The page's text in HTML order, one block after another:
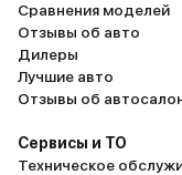
Сравнения моделей
Отзывы об авто
Дилеры
Лучшие авто
Отзывы об
Сервисы и ТО
Техническое